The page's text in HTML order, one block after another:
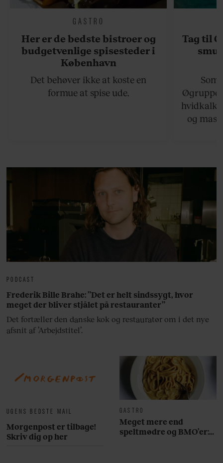
GASTRO
Her er de bedste bistroer og
budgetvenlige spisesteder i
København
Det behøver ikke at koste en
formue at spise ude.
Tag til
og
UGENS BEDSTE MAIL
Morgenpost er tilbage!
Skriv dig op her
GASTRO
Meget mere end
speltmødre og BMO’er:
PODCAST
Frederik Bille Brahe: ”Det er helt sindssygt, hvor
meget der bliver stjålet på restauranter”
Det fortæller den danske kok og restauratør om i det nye
afsnit af ’Arbejdstitel’.